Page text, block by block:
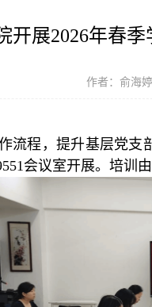
开展2026年春
作者：俞海
流程，提升基层党支
会议室开展。培训